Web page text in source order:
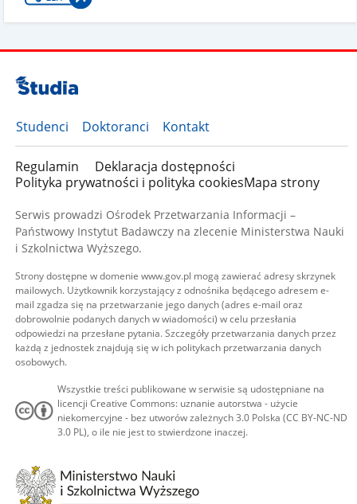
Studenci Doktoranci Kontakt
Regulamin
Deklaracja dostępności
Polityka prywatności i polityka cookiesMapa strony
Serwis prowadzi Ośrodek Przetwarzania Informacji –
Państwowy Instytut Badawczy na zlecenie Ministerstwa Nauki
i Szkolnictwa Wyższego.
Strony dostępne w domenie www.gov.pl mogą zawierać adresy skrzynek
mailowych. Użytkownik korzystający z odnośnika będącego adresem e-
mail zgadza się na przetwarzanie jego danych (adres e-mail oraz
dobrowolnie podanych danych w wiadomości) w celu przesłania
odpowiedzi na przesłane pytania. Szczegóły przetwarzania danych przez
każdą z jednostek znajdują się w ich politykach przetwarzania danych
osobowych.
Wszystkie treści publikowane w serwisie są udostępniane na
licencji Creative Commons: uznanie autorstwa - użycie
niekomercyjne - bez utworów zależnych 3.0 Polska (CC BY-NC-ND
3.0 PL), o ile nie jest to stwierdzone inaczej.